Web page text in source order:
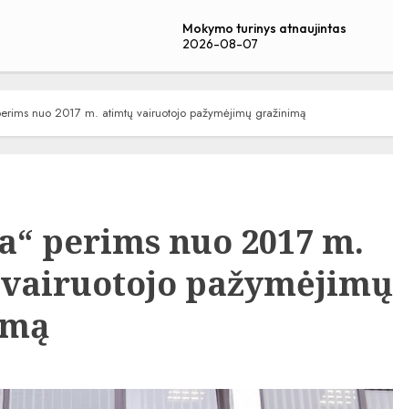
Mokymo turinys atnaujintas
2026-08-07
nuo 2017 m. atimtų vairuotojo pažymėjimų gražinimą
perims nuo 2017 m.
pažymėjimų